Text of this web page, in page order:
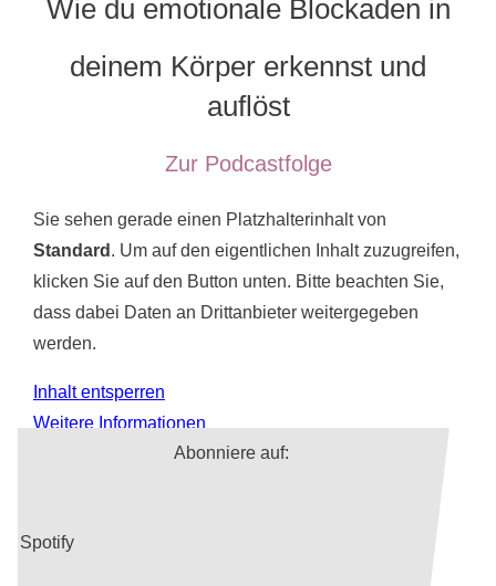
Wie du emotionale Blockaden in
deinem Körper erkennst und
auflöst
Zur Podcastfolge
Sie sehen gerade einen Platzhalterinhalt von
Standard . Um auf den eigentlichen Inhalt zuzugreifen,
klicken Sie auf den Button unten. Bitte beachten Sie,
dass dabei Daten an Drittanbieter weitergegeben
werden.
Inhalt entsperren
Weitere Informationen
Abonniere auf:
Spotify